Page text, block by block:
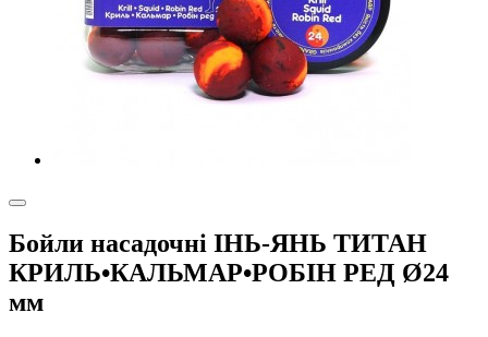
Бойли насадочні ІНЬ-ЯНЬ ТИТАН
КРИЛЬ•КАЛЬМАР•РОБІН РЕД Ø24
мм